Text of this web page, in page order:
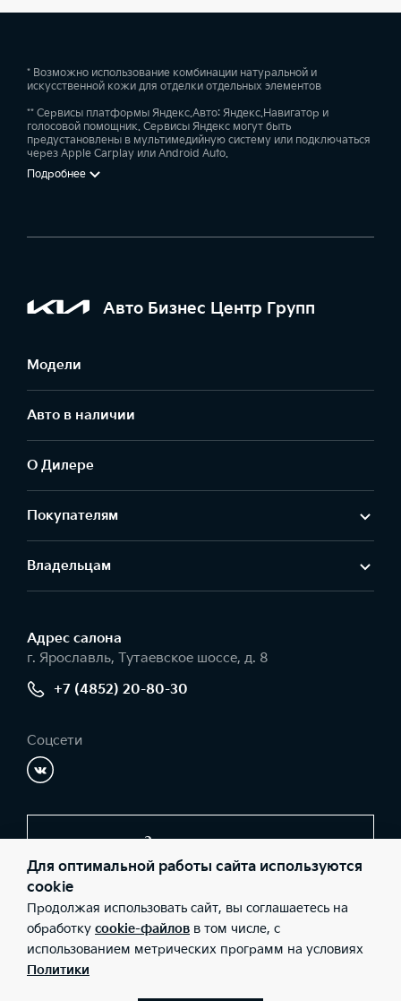
* Возможно использование комбинации натуральной и
искусственной кожи для отделки отдельных элементов
** Сервисы платформы Яндекс.Авто: Яндекс.Навигатор и
голосовой помощник. Сервисы Яндекс могут быть
предустановлены в мультимедийную систему или подключаться
через Apple Carplay или Android Auto.
Подробнее
Авто Бизнес Центр Групп
Модели
Авто в наличии
О Дилере
Покупателям
Владельцам
Адрес салонa
г. Ярославль, Тутаевское шоссе, д. 8
+7 (4852) 20-80-30
Соцсети
Заказать звонок
© 2026 Юридические лица ООО «Авто Бизнес Центр Групп»
(Фактический адрес: г. Ярославль, Тутаевское шоссе, д. 8;
Телефон: +7 (4852) 20-80-30; ИНН: 7602033373; ОГРН:
1027600521959), ООО «Киа Россия и СНГ» (Фактический адрес:
г.Москва, Валовая 26; Телефон: 8 800 301 08 80; ИНН:
7728674093; ОГРН: 5087746291760) ведут деятельность на
Для оптимальной работы сайта используются
cookie
Продолжая использовать сайт, вы соглашаетесь на
обработку cookie-файлов в том числе, с
использованием метрических программ на условиях
Политики